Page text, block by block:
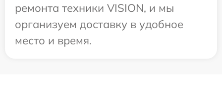
ремонта техники VISION, и мы
организуем доставку в удобное
место и время.